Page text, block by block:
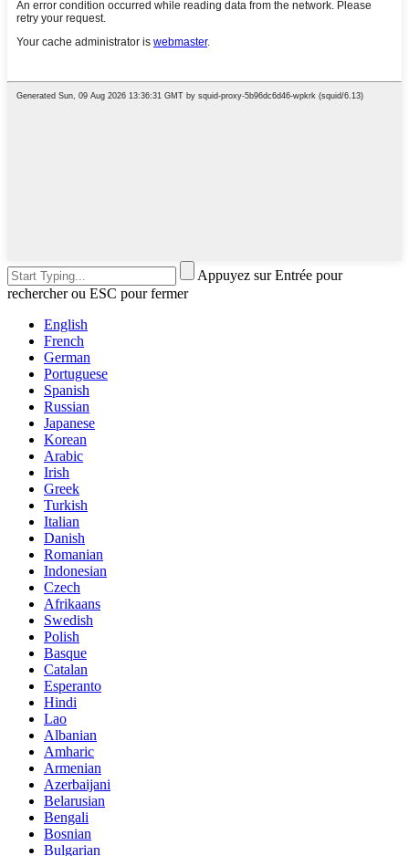
Appuyez sur Entrée pour
rechercher ou ESC pour fermer
English
French
German
Portuguese
Spanish
Russian
Japanese
Korean
Arabic
Irish
Greek
Turkish
Italian
Danish
Romanian
Indonesian
Czech
Afrikaans
Swedish
Polish
Basque
Catalan
Esperanto
Hindi
Lao
Albanian
Amharic
Armenian
Azerbaijani
Belarusian
Bengali
Bosnian
Bulgarian